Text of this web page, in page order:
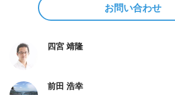
お問い合わせ
四宮 靖隆
前田 浩幸